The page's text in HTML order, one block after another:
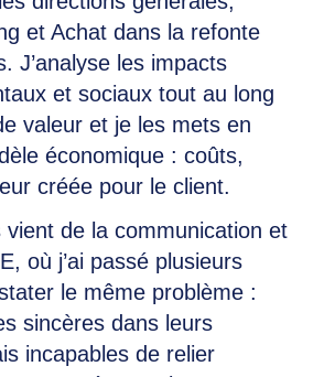
et Achat dans la refonte
J’analyse les impacts
et sociaux tout au long
valeur et je les mets en
économique : coûts,
créée pour le client.
vient de la communication et
où j’ai passé plusieurs
le même problème :
sincères dans leurs
incapables de relier